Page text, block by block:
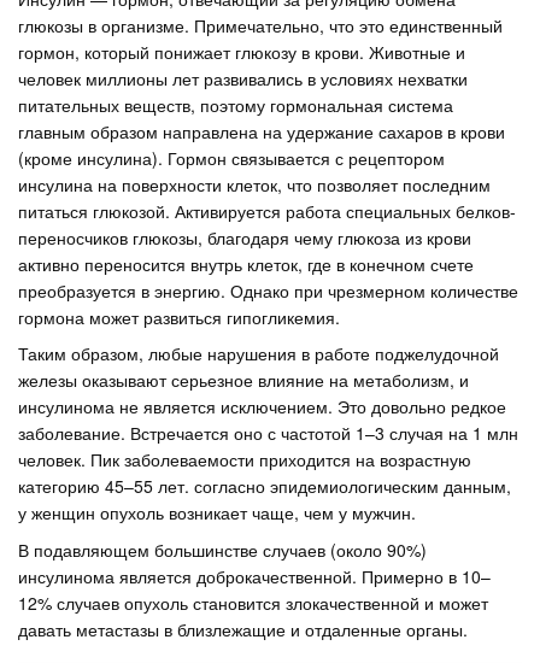
глюкозы в организме. Примечательно, что это единственный
гормон, который понижает глюкозу в крови. Животные и
человек миллионы лет развивались в условиях нехватки
питательных веществ, поэтому гормональная система
главным образом направлена на удержание сахаров в крови
(кроме инсулина). Гормон связывается с рецептором
инсулина на поверхности клеток, что позволяет последним
питаться глюкозой. Активируется работа специальных белков-
переносчиков глюкозы, благодаря чему глюкоза из крови
активно переносится внутрь клеток, где в конечном счете
преобразуется в энергию. Однако при чрезмерном количестве
гормона может развиться гипогликемия.
Таким образом, любые нарушения в работе поджелудочной
железы оказывают серьезное влияние на метаболизм, и
инсулинома не является исключением. Это довольно редкое
заболевание. Встречается оно с частотой 1–3 случая на 1 млн
человек. Пик заболеваемости приходится на возрастную
категорию 45–55 лет. согласно эпидемиологическим данным,
у женщин опухоль возникает чаще, чем у мужчин.
В подавляющем большинстве случаев (около 90%)
инсулинома является доброкачественной. Примерно в 10–
12% случаев опухоль становится злокачественной и может
давать метастазы в близлежащие и отдаленные органы.